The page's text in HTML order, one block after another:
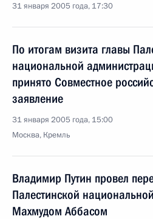
31 января 2005 года, 17:30
По итогам визита главы
национальной
принято Совместное
заявление
31 января 2005 года, 15:00
Москва, Кремль
Владимир Путин провел
Палестинской
Махмудом Аббасом